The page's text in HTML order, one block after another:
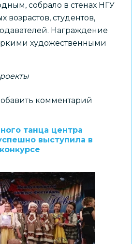
собрало в стенах НГУ
возрастов, студентов,
Награждение
художественными
комментарий
танца центра
выступила в